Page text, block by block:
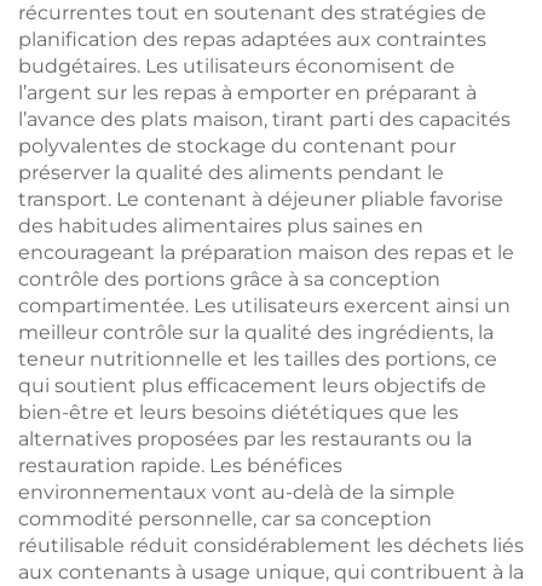
récurrentes tout en soutenant des stratégies de
planification des repas adaptées aux contraintes
budgétaires. Les utilisateurs économisent de
l’argent sur les repas à emporter en préparant à
l’avance des plats maison, tirant parti des capacités
polyvalentes de stockage du contenant pour
préserver la qualité des aliments pendant le
transport. Le contenant à déjeuner pliable favorise
des habitudes alimentaires plus saines en
encourageant la préparation maison des repas et le
contrôle des portions grâce à sa conception
compartimentée. Les utilisateurs exercent ainsi un
meilleur contrôle sur la qualité des ingrédients, la
teneur nutritionnelle et les tailles des portions, ce
qui soutient plus efficacement leurs objectifs de
bien-être et leurs besoins diététiques que les
alternatives proposées par les restaurants ou la
restauration rapide. Les bénéfices
environnementaux vont au-delà de la simple
commodité personnelle, car sa conception
réutilisable réduit considérablement les déchets liés
aux contenants à usage unique, qui contribuent à la